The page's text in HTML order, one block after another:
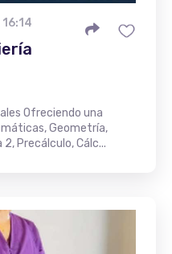
Ofreciendo una
Geometría,
2, Precálculo, Cálc...